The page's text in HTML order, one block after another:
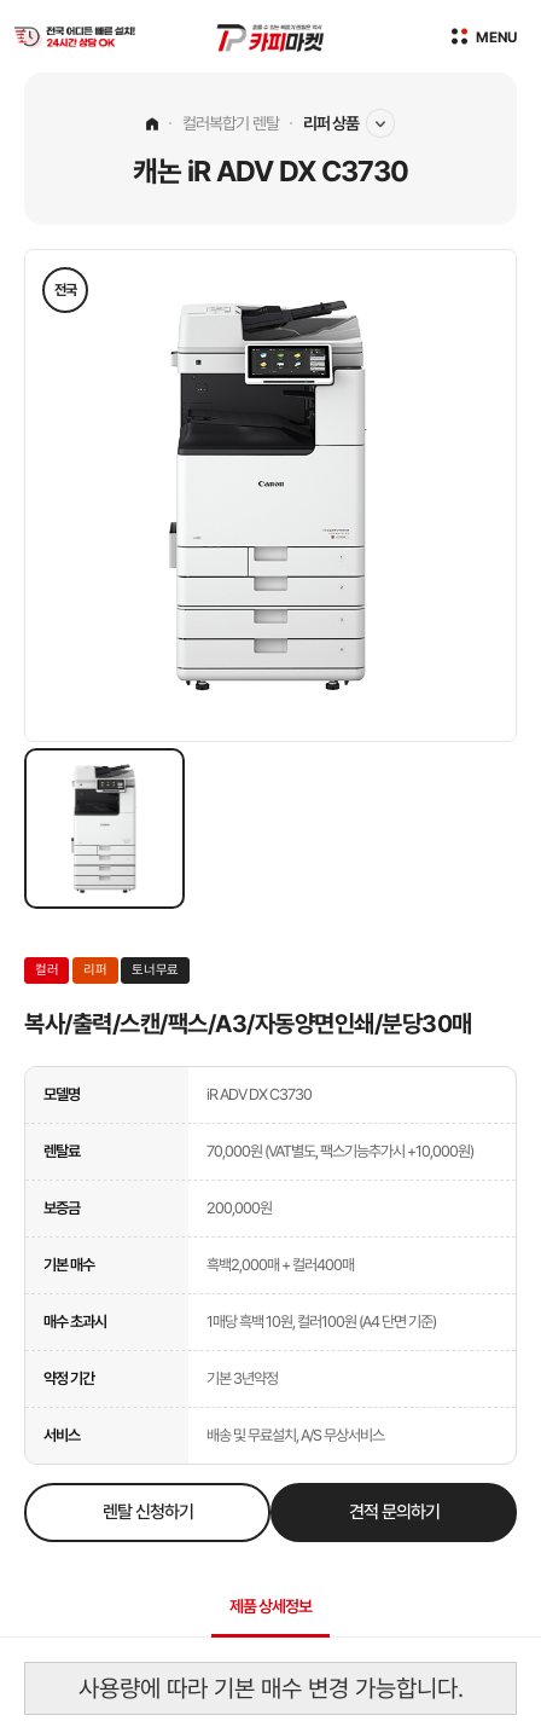
본문 MENU
컬러복합기 렌탈 리퍼 상품
캐논 iR ADV DX C3730
전국
컬러 리퍼 토너무료
복사/출력/스캔/팩스/A3/자동양면인쇄/분당30매
모델명 iR ADV DX C3730
렌탈료 70,000원 (VAT별도, 팩스기능추가시 +10,000원)
보증금 200,000원
기본 매수 흑백2,000매 + 컬러400매
매수 초과시 1매당 흑백 10원, 컬러100원 (A4 단면 기준)
약정 기간 기본 3년약정
서비스 배송 및 무료설치, A/S 무상서비스
렌탈 신청하기 견적 문의하기
제품 상세정보
사용량에 따라 기본 매수 변경 가능합니다.